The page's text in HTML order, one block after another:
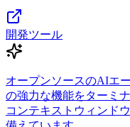
開発ツール
オープンソースのAIエ
の強力な機能をターミ
コンテキストウィンド